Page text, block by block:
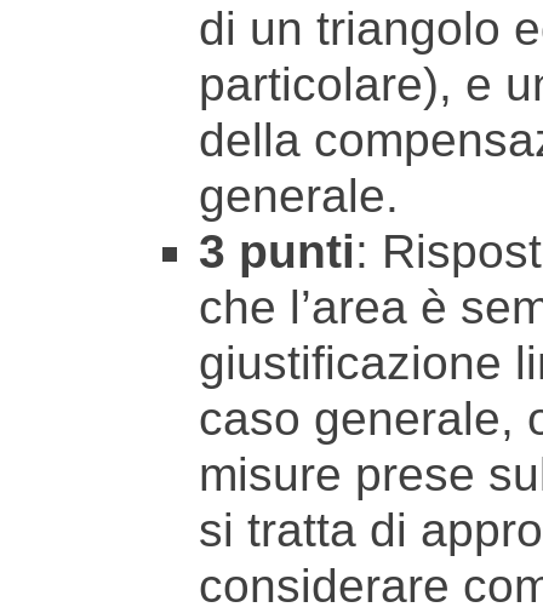
di un triangolo
particolare), e
della
generale.
3 punti:
che l’area è
giustificazione
caso generale,
misure prese
si tratta di
considerare